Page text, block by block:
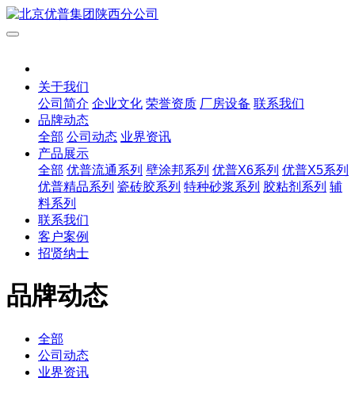
关于我们
公司简介 企业文化 荣誉资质 厂房设备 联系我们
品牌动态
全部 公司动态 业界资讯
产品展示
全部 优普流通系列 壁涂邦系列 优普X6系列 优普X5系列
优普精品系列 瓷砖胶系列 特种砂浆系列 胶粘剂系列 辅
料系列
联系我们
客户案例
招贤纳士
品牌动态
全部
公司动态
业界资讯